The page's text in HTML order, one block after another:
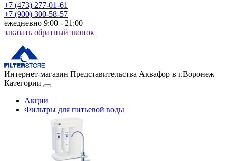
+7 (473) 277-01-61
+7 (900) 300-58-57
ежедневно 9:00 - 21:00
заказать обратный звонок
Интернет-магазин Представительства Аквафор в г.Воронеж
Категории
Акции
Фильтры для питьевой воды